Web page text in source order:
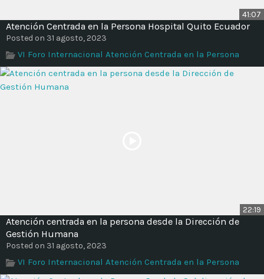
41:07
Atención Centrada en la Persona Hospital Quito Ecuador
Posted on 31 agosto, 2023
VI Foro Internacional Atención Centrada en la Persona
22:19
Atención centrada en la persona desde la Dirección de
Gestión Humana
Posted on 31 agosto, 2023
VI Foro Internacional Atención Centrada en la Persona